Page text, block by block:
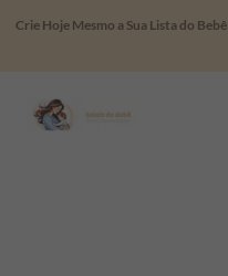
Crie Hoje Mesmo a Sua Lista do Bebê